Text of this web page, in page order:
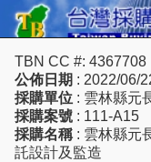
TBN CC #: 4367708
公佈日期 : 2022/06/
採購單位 : 雲林縣元
採購案號 : 111-A15
採購名稱 : 雲林縣元
託設計及監造